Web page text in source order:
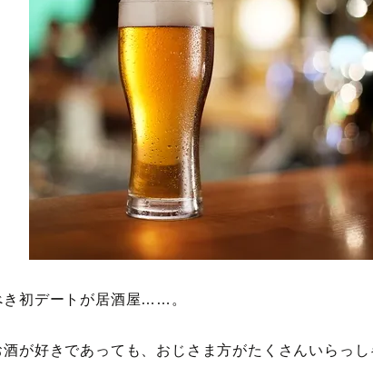
き初デートが居酒屋……。
酒が好きであっても、おじさま方がたくさんいらっ